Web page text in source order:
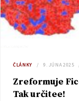
ČLÁNKY 9. JÚNA 2025
Zreformuje
Tak určitee!